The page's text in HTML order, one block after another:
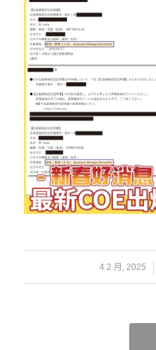
4 2 月, 2025
/